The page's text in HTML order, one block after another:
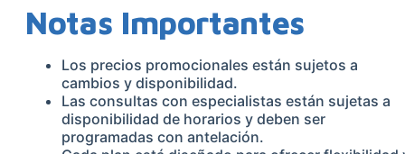
Notas Importantes
Los precios promocionales están sujetos a
cambios y disponibilidad.
Las consultas con especialistas están sujetas a
disponibilidad de horarios y deben ser
programadas con antelación.